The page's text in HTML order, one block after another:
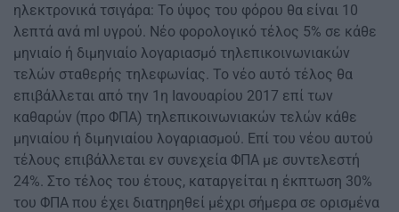
ηλεκτρονικά τσιγάρα: Το ύψος του φόρου θα είναι 10
λεπτά ανά ml υγρού. Νέο φορολογικό τέλος 5% σε κάθε
μηνιαίο ή διμηνιαίο λογαριασμό τηλεπικοινωνιακών
τελών σταθερής τηλεφωνίας. Το νέο αυτό τέλος θα
επιβάλλεται από την 1η Ιανουαρίου 2017 επί των
καθαρών (προ ΦΠΑ) τηλεπικοινωνιακών τελών κάθε
μηνιαίου ή διμηνιαίου λογαριασμού. Επί του νέου αυτού
τέλους επιβάλλεται εν συνεχεία ΦΠΑ με συντελεστή
24%. Στο τέλος του έτους, καταργείται η έκπτωση 30%
του ΦΠΑ που έχει διατηρηθεί μέχρι σήμερα σε ορισμένα